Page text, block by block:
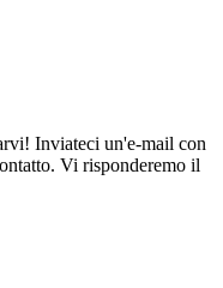
Inviateci un'e-mail con
Vi risponderemo il